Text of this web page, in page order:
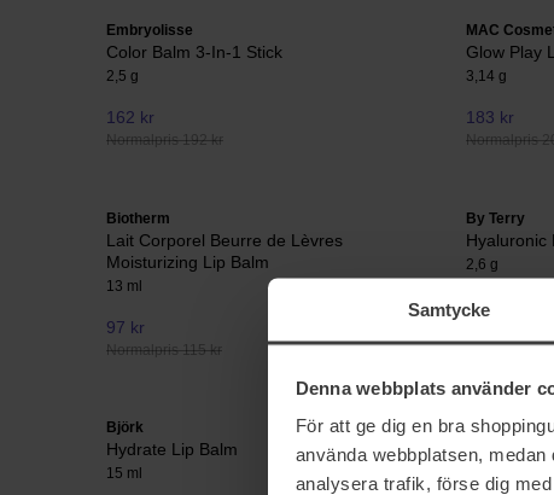
Samtycke
Denna webbplats använder
För att ge dig en bra
använda webbplatsen,
analysera trafik, förse dig
Embryolisse
Color Balm 3-In-1 Stick
2,5 g
162 kr
Normalpris 192 kr
MAC
Glow Play
3,14 g
183 kr
Normalpris
Biotherm
Lait Corporel Beurre de Lèvres
Moisturizing Lip Balm
13 ml
97 kr
Normalpris 115 kr
By Terry
Hyaluronic
2,6 g
Björk
Hydrate Lip Balm
15 ml
Bondi Sands
10 g